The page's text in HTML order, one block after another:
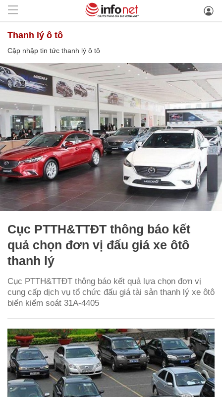
thanh lý ô tô
Cập nhập tin tức thanh lý ô tô
Cục PTTH&TTĐT thông báo kết
quả chọn đơn vị đấu giá xe ôtô
thanh lý
Cục PTTH&TTĐT thông báo kết quả lựa chọn đơn vị
cung cấp dịch vụ tổ chức đấu giá tài sản thanh lý xe ôtô
biển kiểm soát 31A-4405